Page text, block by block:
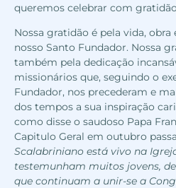
queremos celebrar com
Nossa gratidão é pela vida,
nosso Santo Fundador. Nossa
também pela dedicação
missionários que, seguindo o
Fundador, nos precederam e
dos tempos a sua inspiração
como disse o saudoso Papa
Capitulo Geral em outubro
Scalabriniano está vivo na
testemunham muitos jovens,
que continuam a unir-se a